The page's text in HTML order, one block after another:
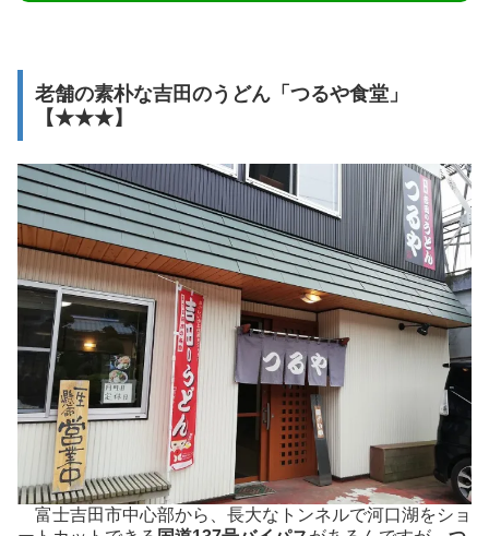
老舗の素朴な吉田のうどん「つるや食堂」
【★★★】
富士吉田市中心部から、長大なトンネルで河口湖をショ